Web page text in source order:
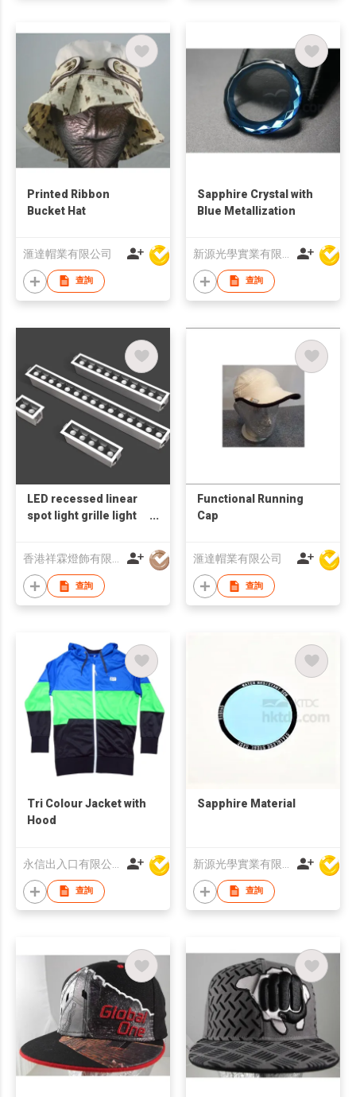
Printed Ribbon
Bucket Hat
滙達帽業有限公司
查詢
Sapphire Crystal with
Blue Metallization
查詢
LED recessed linear
spot light grille light
香港祥霖燈飾有限公司
查詢
Functional Running
Cap
滙達帽業有限公司
查詢
Tri Colour Jacket with
Hood
查詢
Sapphire Material
查詢